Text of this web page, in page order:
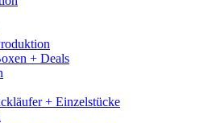
+ Deals
+ Einzelstücke